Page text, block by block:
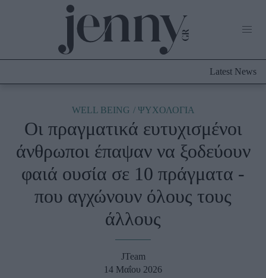
Culture
Fashion
Shopping
Styling Tips
Fashion News
Beauty - Ομορφιά
Latest News
WELL BEING ΨΥΧΟΛΟΓΙΑ
Οι πραγματικά ευτυχισμένοι
άνθρωποι έπαψαν να ξοδεύουν
φαιά ουσία σε 10 πράγματα -
που αγχώνουν όλους τους
άλλους
JTeam
14 Μαΐου 2026